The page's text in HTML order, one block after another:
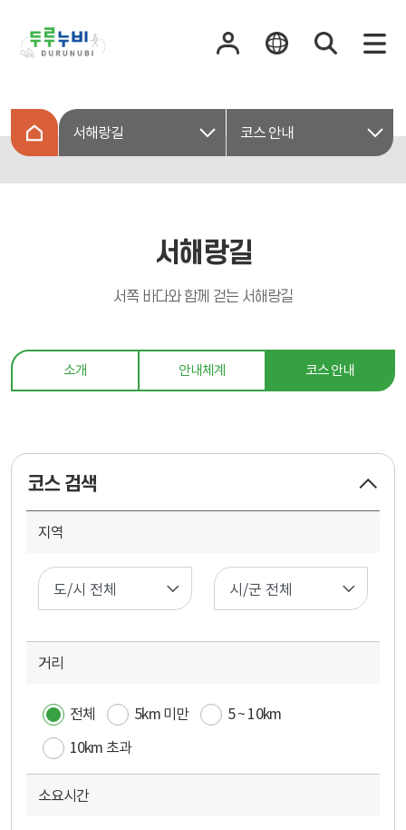
서해랑길 코스 안내
서해랑길
서쪽 바다와 함께 걷는 서해랑길
소개 안내체계 코스 안내
코스 검색
코
검
지역
거리
전체 5km 미만
5 ~ 10km
10km 초과
소요시간